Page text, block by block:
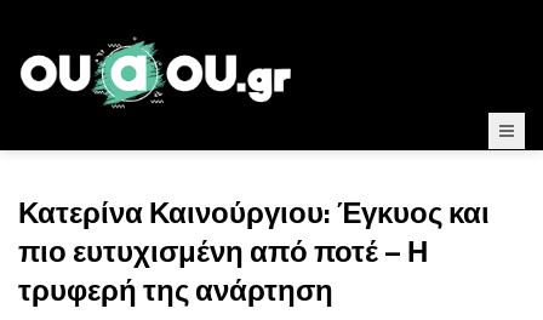
Κατερίνα Καινούργιου: Έγκυος και
πιο ευτυχισμένη από ποτέ – Η
τρυφερή της ανάρτηση